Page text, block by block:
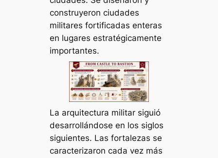
construyeron ciudades
militares fortificadas enteras
en lugares estratégicamente
importantes.
La arquitectura militar siguió
desarrollándose en los siglos
siguientes. Las fortalezas se
caracterizaron cada vez más